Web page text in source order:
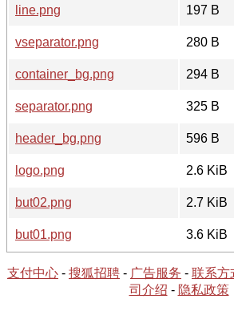
line.png
197 B
vseparator.png
280 B
container_bg.png
294 B
separator.png
325 B
header_bg.png
596 B
logo.png
2.6 KiB
but02.png
2.7 KiB
but01.png
3.6 KiB
支付中心 - 搜狐招聘 - 广告服务 - 联系方
司介绍 - 隐私政策